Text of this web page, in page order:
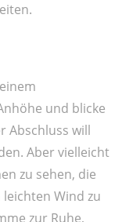
und blicke
Abschluss will
Aber vielleicht
zu sehen, die
Wind zu
zur Ruhe,